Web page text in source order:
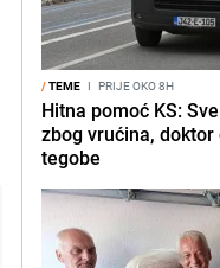
/TEME I PRIJE OKO 8H
Hitna pomoć KS:
zbog vrućina,
tegobe